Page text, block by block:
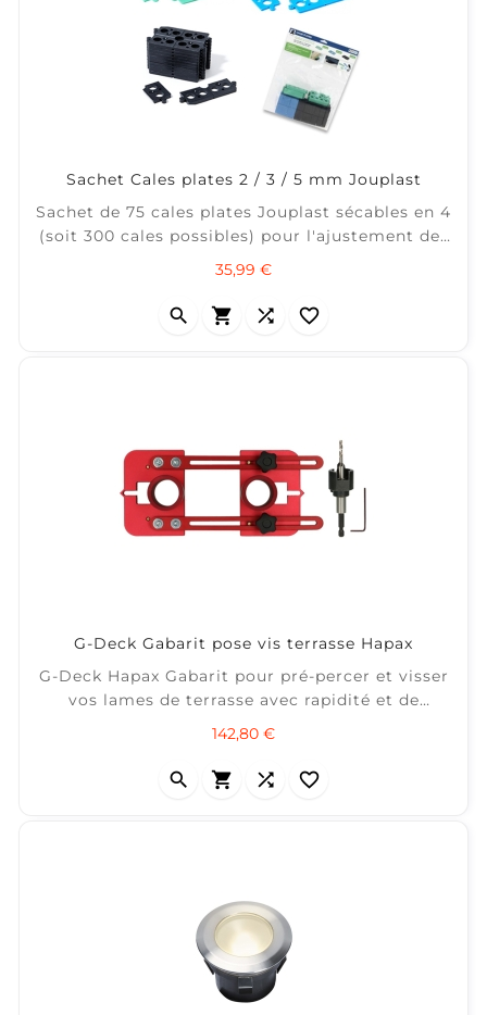
Sachet Cales plates 2 / 3 / 5 mm Jouplast
Sachet de 75 cales plates Jouplast sécables en 4
(soit 300 cales possibles) pour l'ajustement des
épaisseurs : 2, 3 et 5 mm. ± 10 m2 / Sachet de 75
cales.
35,99 €Prix
   
G-Deck Gabarit pose vis terrasse Hapax
G-Deck Hapax Gabarit pour pré-percer et visser
vos lames de terrasse avec rapidité et de
manière très précise avec un alignement
parfait des vis. Foret alésoir Pro compris dans
le kit.
142,80 €Prix
   